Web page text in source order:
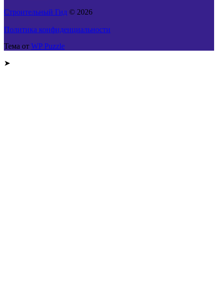
Строительный Гид © 2026
Политика конфиденциальности
Тема от WP Puzzle
➤